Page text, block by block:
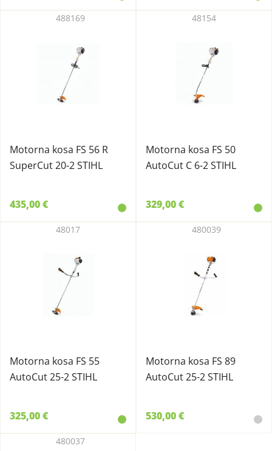
Motorna kosa FS 56 R
SuperCut 20-2 STIHL
488169
435,00 €
Motorna kosa FS 50
AutoCut C 6-2 STIHL
48154
329,00 €
Motorna kosa FS 55
AutoCut 25-2 STIHL
48017
325,00 €
Motorna kosa FS 89
AutoCut 25-2 STIHL
480039
530,00 €
480037